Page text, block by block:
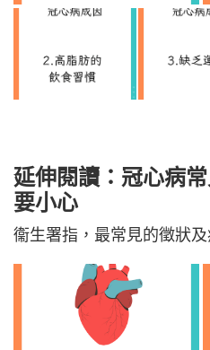
延伸閱讀：冠心病
要小心
衞生署指，最常見的徵狀及